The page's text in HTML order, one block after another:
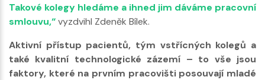
Takové kolegy hledáme a ihned jim dáváme pracovní
smlouvu,“vyzdvihl Zdeněk Bílek.
Aktivní přístup pacientů, tým vstřícných kolegů a
také kvalitní technologické zázemí – to vše jsou
faktory, které na prvním pracovišti posouvají mladé